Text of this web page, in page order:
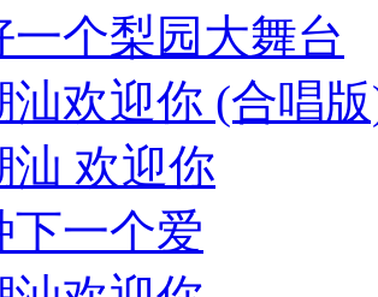
一个梨园大舞台
汕欢迎你 (合唱
汕 欢迎你
下一个爱